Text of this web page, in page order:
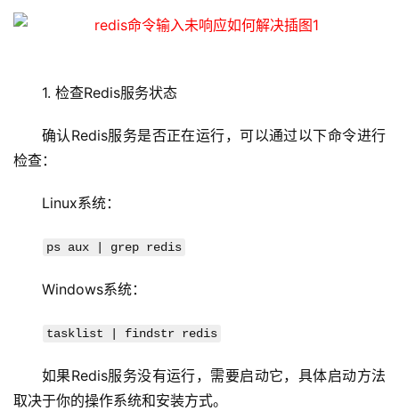
1. 检查Redis服务状态
确认Redis服务是否正在运行，可以通过以下命令进行
检查：
Linux系统：
ps aux | grep redis
Windows系统：
tasklist | findstr redis
如果Redis服务没有运行，需要启动它，具体启动方法
取决于你的操作系统和安装方式。